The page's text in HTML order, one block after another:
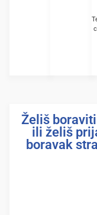
Želiš
ili želiš
boravak